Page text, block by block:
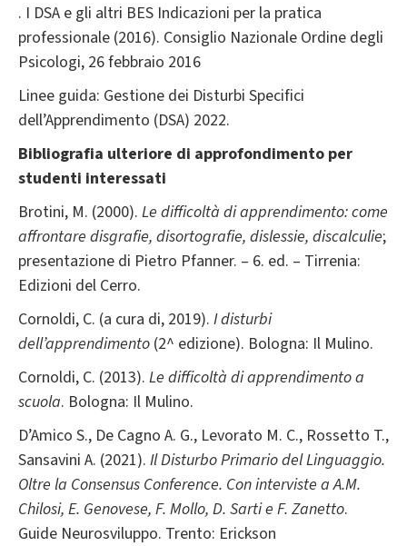
. I DSA e gli altri BES Indicazioni per la pratica
professionale (2016). Consiglio Nazionale Ordine degli
Psicologi, 26 febbraio 2016
Linee guida: Gestione dei Disturbi Specifici
dell’Apprendimento (DSA) 2022.
Bibliografia ulteriore di approfondimento per
studenti interessati
Brotini, M. (2000). Le difficoltà di apprendimento: come
affrontare disgrafie, disortografie, dislessie, discalculie;
presentazione di Pietro Pfanner. – 6. ed. – Tirrenia:
Edizioni del Cerro.
Cornoldi, C. (a cura di, 2019). I disturbi
dell’apprendimento (2^ edizione). Bologna: Il Mulino.
Cornoldi, C. (2013). Le difficoltà di apprendimento a
scuola. Bologna: Il Mulino.
D’Amico S., De Cagno A. G., Levorato M. C., Rossetto T.,
Sansavini A. (2021). Il Disturbo Primario del Linguaggio.
Oltre la Consensus Conference. Con interviste a A.M.
Chilosi, E. Genovese, F. Mollo, D. Sarti e F. Zanetto.
Guide Neurosviluppo. Trento: Erickson